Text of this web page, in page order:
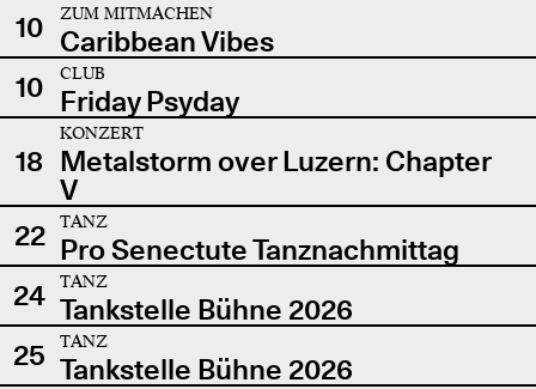
10
ZUM MITMACHEN
Caribbean Vibes
10
CLUB
Friday Psyday
18
KONZERT
Metalstorm over Luzern: Chapter
V
22
TANZ
Pro Senectute Tanznachmittag
24
TANZ
Tankstelle Bühne 2026
25
TANZ
Tankstelle Bühne 2026